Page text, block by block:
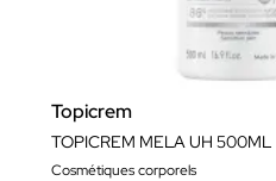
Topicrem
TOPICREM MELA UH 500ML
Cosmétiques corporels